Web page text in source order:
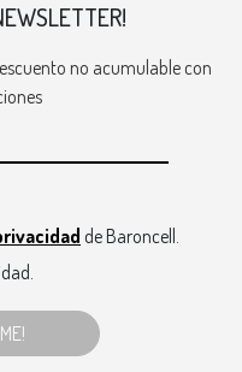
no acumulable con
de Baroncell.